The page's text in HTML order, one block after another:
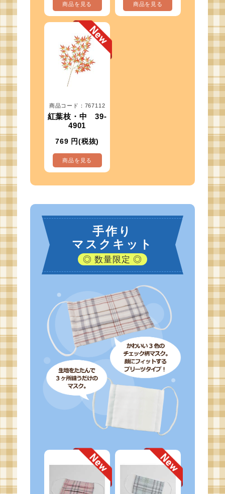
商品を見る 商品を見る
商品コード：767112
紅葉枝・中 39-
4901
769 円(税抜)
商品を見る
手作り
マスクキット
◎ 数量限定 ◎